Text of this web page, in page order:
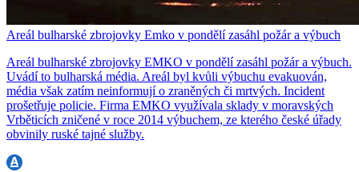
Areál bulharské zbrojovky Emko v pondělí zasáhl požár a výbuch
Areál bulharské zbrojovky EMKO v pondělí zasáhl požár a výbuch.
Uvádí to bulharská média. Areál byl kvůli výbuchu evakuován,
média však zatím neinformují o zraněných či mrtvých. Incident
prošetřuje policie. Firma EMKO využívala sklady v moravských
Vrběticích zničené v roce 2014 výbuchem, ze kterého české úřady
obvinily ruské tajné služby.